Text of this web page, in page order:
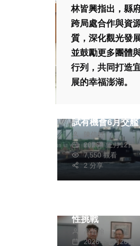
林皆興指出，縣
跨局處合作與資
質，深化觀光發
並鼓勵更多團體
行列，共同打造
展的幸福澎湖。
試有機會6月交艦
陳信銘
2026年三月12日
7,550 觀看
2 分享
性挑戰
高哲翰
2026年七月20日